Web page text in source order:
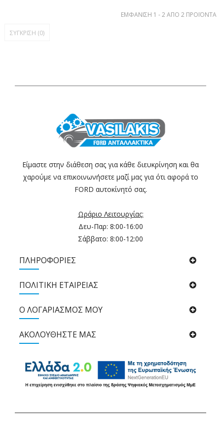
ΕΜΦΆΝΙΣΗ 1 - 2 ΑΠΌ 2 ΠΡΟΪΌΝΤΑ
ΣΎΓΚΡΙΣΗ (0)
Είμαστε στην διάθεση σας για κάθε διευκρίνηση και θα
χαρούμε να επικοινωνήσετε μαζί μας για ότι αφορά το
FORD αυτοκίνητό σας.
Ωράριο Λειτουργίας:
Δευ-Παρ: 8:00-16:00
Σάββατο: 8:00-12:00
ΠΛΗΡΟΦΟΡΙΕΣ
ΠΟΛΙΤΙΚΉ ΕΤΑΙΡΕΊΑΣ
Ο ΛΟΓΑΡΙΑΣΜΟΣ ΜΟΥ
ΑΚΟΛΟΥΘΉΣΤΕ ΜΑΣ